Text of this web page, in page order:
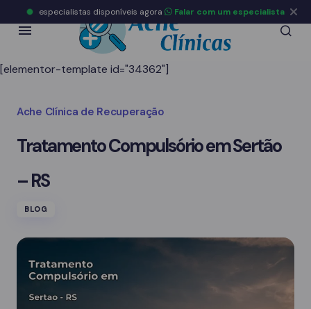
[elementor-template id="34362"]
Ache Clínica de Recuperação
Tratamento Compulsório em Sertão
– RS
BLOG
especialistas disponíveis agora Falar com um especialista